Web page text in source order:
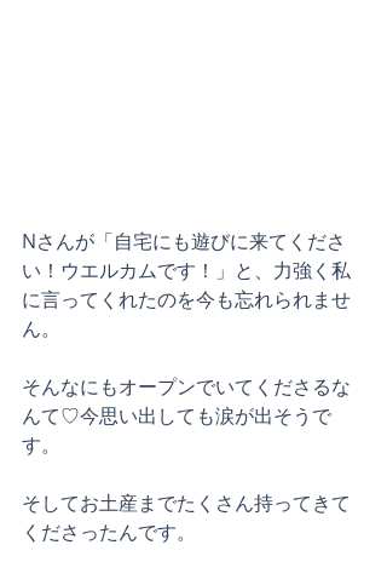
Nさんが「自宅にも遊びに来てくださ
い！ウエルカムです！」と、力強く私
に言ってくれたのを今も忘れられませ
ん。
そんなにもオープンでいてくださるな
んて♡今思い出しても涙が出そうで
す。
そしてお土産までたくさん持ってきて
くださったんです。